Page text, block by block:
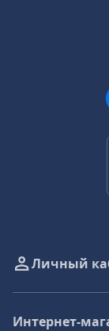
Личный
Интернет-